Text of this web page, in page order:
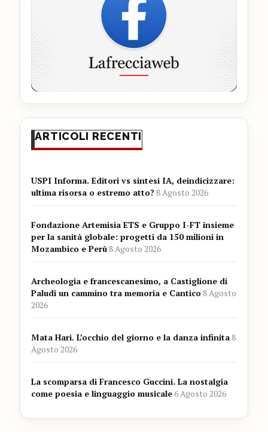
ARTICOLI RECENTI
USPI Informa. Editori vs sintesi IA, deindicizzare:
ultima risorsa o estremo atto?8 Agosto 2026
Fondazione Artemisia ETS e Gruppo I-FT insieme
per la sanità globale: progetti da 150 milioni in
Mozambico e Perù8 Agosto 2026
Archeologia e francescanesimo, a Castiglione di
Paludi un cammino tra memoria e Cantico8 Agosto
2026
Mata Hari. L’occhio del giorno e la danza infinita8
Agosto 2026
La scomparsa di Francesco Guccini. La nostalgia
come poesia e linguaggio musicale6 Agosto 2026